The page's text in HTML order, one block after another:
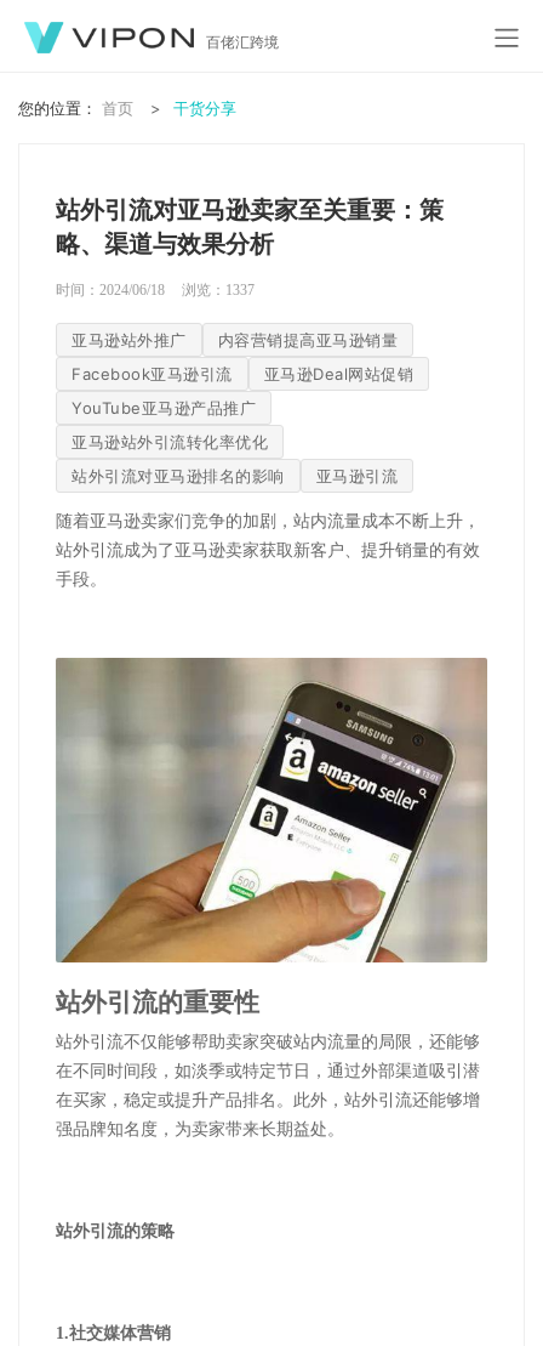
百佬汇跨境
您的位置： 首页 干货分享
站外引流对亚马逊卖家至关重要：策
略、渠道与效果分析
时间：2024/06/18 浏览： 1337
亚马逊站外推广
内容营销提高亚马逊销量
Facebook亚马逊引流
亚马逊Deal网站促销
YouTube亚马逊产品推广
亚马逊站外引流转化率优化
站外引流对亚马逊排名的影响
亚马逊引流
随着亚马逊卖家们竞争的加剧，站内流量成本不断上升，
站外引流成为了亚马逊卖家获取新客户、提升销量的有效
手段。
站外引流的重要性
站外引流不仅能够帮助卖家突破站内流量的局限，还能够
在不同时间段，如淡季或特定节日，通过外部渠道吸引潜
在买家，稳定或提升产品排名。此外，站外引流还能够增
强品牌知名度，为卖家带来长期益处。
站外引流的策略
1.社交媒体营销